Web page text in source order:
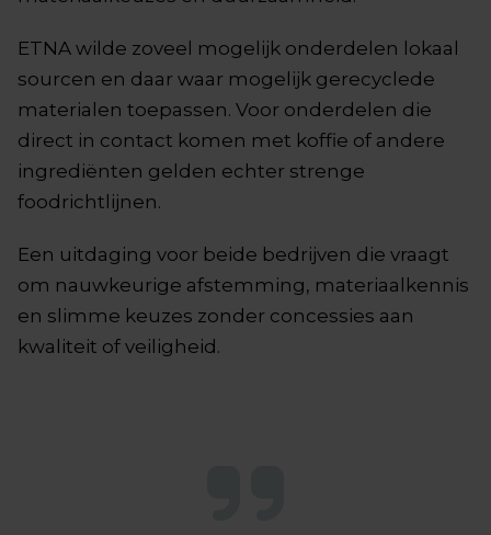
ETNA wilde zoveel mogelijk onderdelen lokaal
sourcen en daar waar mogelijk gerecyclede
materialen toepassen. Voor onderdelen die
direct in contact komen met koffie of andere
ingrediënten gelden echter strenge
foodrichtlijnen.
Een uitdaging voor beide bedrijven die vraagt
om nauwkeurige afstemming, materiaalkennis
en slimme keuzes zonder concessies aan
kwaliteit of veiligheid.